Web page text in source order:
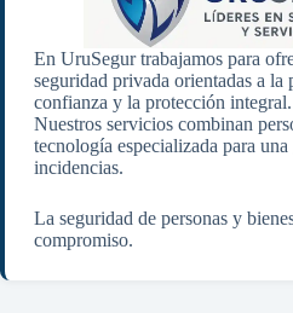
En UruSegur trabajamos para
seguridad privada orientadas a la
confianza y la protección integral.
Nuestros servicios combinan
tecnología especializada para
incidencias.
La seguridad de personas y
compromiso.